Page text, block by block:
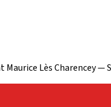
Maurice Lès Charencey